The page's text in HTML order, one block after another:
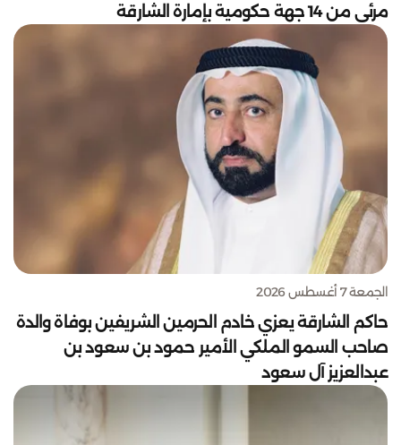
مرئي من 14 جهة حكومية بإمارة الشارقة
الجمعة 7 أغسطس 2026
حاكم الشارقة يعزي خادم الحرمين الشريفين بوفاة والدة
صاحب السمو الملكي الأمير حمود بن سعود بن
عبدالعزيز آل سعود